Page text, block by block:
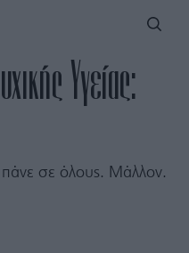
Υγείας:
πάνε σε όλους. Μάλλον.